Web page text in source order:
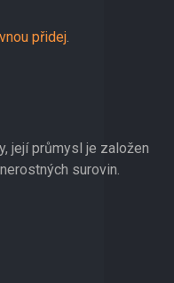
přidej.
její průmysl je založen
surovin.